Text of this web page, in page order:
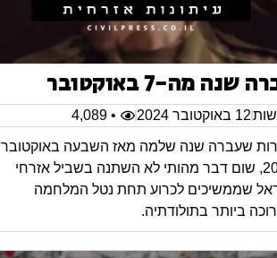
שנה מה-7 באוקטובר
12 באוקטובר 2024 • 4,089
שעברה שנה שלמה מאז השבעה באוקטובר
2023, שום דבר מהותי לא השתנה בשביל אזרחי
שממשיכים לכרוע תחת נטל המלחמה
ביותר בתולודתיה.